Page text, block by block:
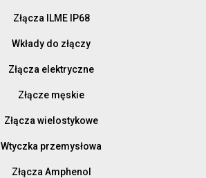
Złącza ILME IP68
Wkłady do złączy
Złącza elektryczne
Złącze męskie
Złącza wielostykowe
Wtyczka przemysłowa
Złącza Amphenol